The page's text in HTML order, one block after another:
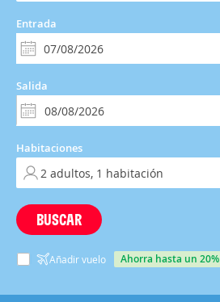
Entrada
Salida
Habitaciones
BUSCAR
Añadir vuelo ahorra hasta un 20%